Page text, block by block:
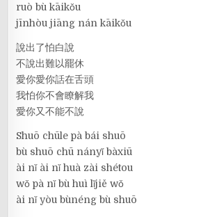
ruò bù kāikǒu
jīnhòu jiāng nán kāikǒu
說出了怕白說
不說出難以罷休
愛你愛你話在舌頭
我怕你不會瞭解我
愛你又不能不說
Shuō chūle pà bái shuō
bù shuō chū nányǐ bàxiū
ài nǐ ài nǐ huà zài shétou
wǒ pà nǐ bù huì lǐjiě wǒ
ài nǐ yòu bùnéng bù shuō